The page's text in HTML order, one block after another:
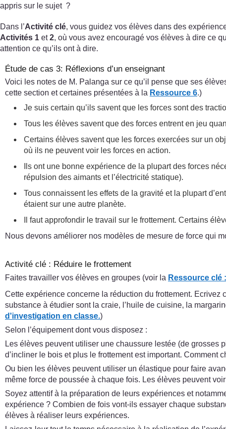
appris sur le sujet ?
Dans l’Activité clé, vous guidez vos élèves dans des
Activités 1 et2, où vous avez encouragé vos élèves à dire ce
attention ce qu’ils ont à dire.
Étude de cas 3: Réflexions d’un enseignant
Voici les notes de M. Palanga sur ce qu’il pense que ses
cette section et certaines présentées à la Ressource 6.)
Je suis certain qu’ils savent que les forces sont des
Tous les élèves savent que des forces entrent en jeu
Certains élèves savent que les forces exercées sur un
où ils ne peuvent voir les forces en action.
Ils ont une bonne expérience de la plupart des forces
répulsion des aimants et l’électricité statique).
Tous connaissent les effets de la gravité et la plupart
étaient sur une autre planète.
Il faut approfondir le travail sur le frottement. Certains
Nous devons améliorer nos modèles de mesure de force qui
Activité clé : Réduire le frottement
Faites travailler vos élèves en groupes (voir la Ressource clé
Cette expérience concerne la réduction du frottement.
substance à étudier sont la craie, l’huile de cuisine, la
d'investigation en classe.)
Selon l’équipement dont vous disposez :
Les élèves peuvent utiliser une chaussure lestée (de grosses
d’incliner le bois et plus le frottement est important.
Ou bien les élèves peuvent utiliser un élastique pour faire
même force de poussée à chaque fois. Les élèves peuvent
Soyez attentif à la préparation de leurs expériences et
expérience ? Combien de fois vont-ils essayer chaque
élèves à réaliser leurs expériences.